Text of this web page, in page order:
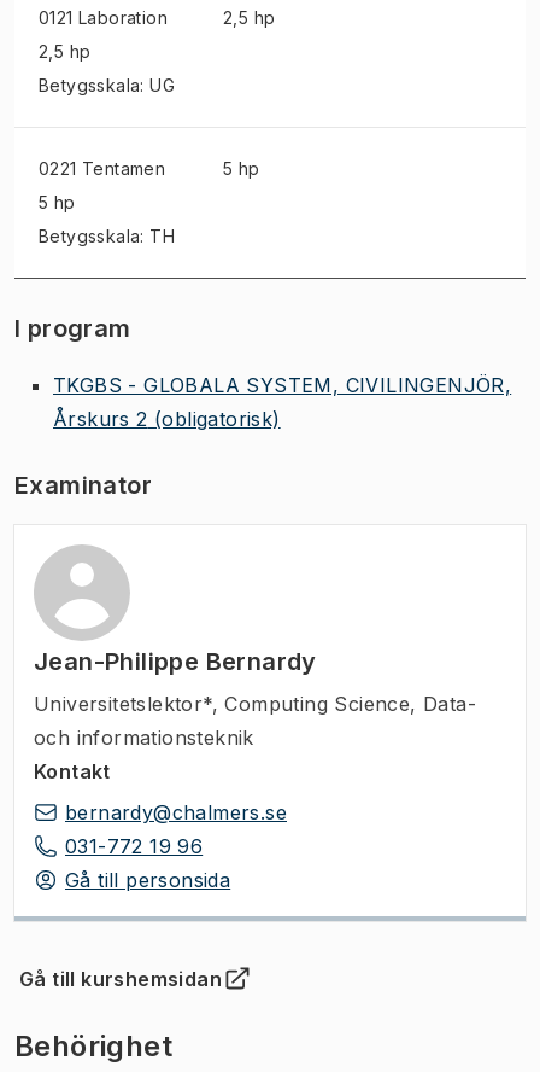
0121 Laboration
2,5 hp
Betygsskala: UG
2,5 hp
0221 Tentamen
5 hp
Betygsskala: TH
5 hp
I program
TKGBS - GLOBALA SYSTEM, CIVILINGENJÖR,
Årskurs 2 (obligatorisk)
Examinator
Jean-Philippe Bernardy
Universitetslektor*, Computing Science, Data-
och informationsteknik
Kontakt
bernardy@chalmers.se
031-772 19 96
Gå till personsida
Gå till kurshemsidan
(Öppnas i ny flik)
Behörighet